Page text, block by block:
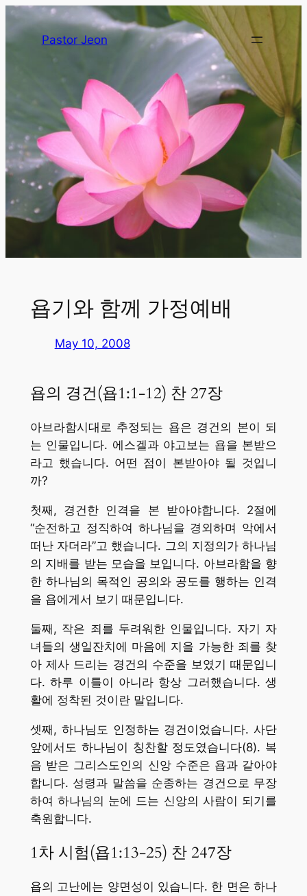
Pastor Jeon
욥기와 함께 가정예배
May 10, 2008
욥의 경건(욥1:1-12) 찬 27장
아브라함시대로 추정되는 욥은 경건의 본이 되
는 인물입니다. 에스겔과 야고보는 욥을 본받으
라고 했습니다. 어떤 점이 본받아야 될 것입니
까?
첫째, 경건한 인격을 본 받아야합니다. 2절에
“순전하고 정직하여 하나님을 경외하며 악에서
떠난 자더라”고 했습니다. 그의 지정의가 하나님
의 지배를 받는 모습을 보입니다. 아브라함을 향
한 하나님의 목적인 공의와 공도를 행하는 인격
을 욥에게서 보기 때문입니다.
둘째, 작은 죄를 두려워한 인물입니다. 자기 자
녀들의 생일잔치에 마음에 지을 가능한 죄를 찾
아 제사 드리는 경건의 수준을 보였기 때문입니
다. 하루 이틀이 아니라 항상 그러했습니다. 생
활에 정착된 것이란 말입니다.
셋째, 하나님도 인정하는 경건이었습니다. 사단
앞에서도 하나님이 칭찬할 정도였습니다(8). 복
음 받은 그리스도인의 신앙 수준은 욥과 같아야
합니다. 성령과 말씀을 순종하는 경건으로 무장
하여 하나님의 눈에 드는 신앙의 사람이 되기를
축원합니다.
1차 시험(욥1:13-25) 찬 247장
욥의 고난에는 양면성이 있습니다. 한 면은 하나